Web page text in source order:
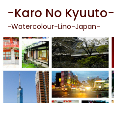
content
-Karo No Kyuuto-
-Watercolour-Lino-Japan-